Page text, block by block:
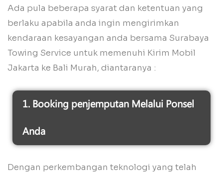
Ada pula beberapa syarat dan ketentuan yang
berlaku apabila anda ingin mengirimkan
kendaraan kesayangan anda bersama Surabaya
Towing Service untuk memenuhi Kirim Mobil
Jakarta ke Bali Murah, diantaranya :
1. Booking penjemputan Melalui Ponsel
Anda
Dengan perkembangan teknologi yang telah